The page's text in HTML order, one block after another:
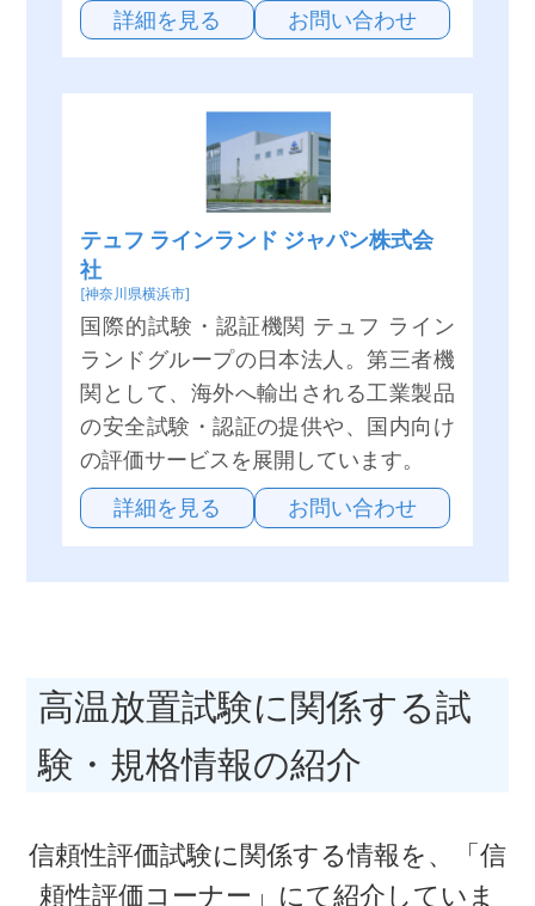
詳細を見る
お問い合わせ
テュフ ラインランド ジャパン株式会
社
[神奈川県横浜市]
国際的試験・認証機関 テュフ ライン
ランドグループの日本法人。第三者機
関として、海外へ輸出される工業製品
の安全試験・認証の提供や、国内向け
の評価サービスを展開しています。
詳細を見る
お問い合わせ
高温放置試験に関係する試
験・規格情報の紹介
信頼性評価試験に関係する情報を、「信
頼性評価コーナー」にて紹介していま